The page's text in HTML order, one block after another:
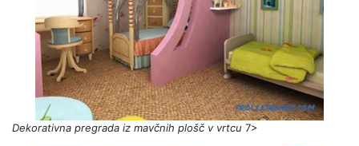
Dekorativna pregrada iz mavčnih plošč v vrtcu 7>